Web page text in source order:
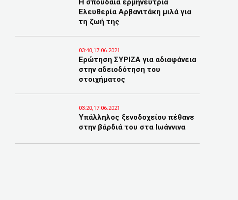
Η σπουδαία ερμηνεύτρια
Ελευθερία Αρβανιτάκη μιλά για
τη ζωή της
03:40,17.06.2021
Ερώτηση ΣΥΡΙΖΑ για αδιαφάνεια
στην αδειοδότηση του
στοιχήματος
03:20,17.06.2021
Υπάλληλος ξενοδοχείου πέθανε
στην βάρδιά του στα Ιωάννινα